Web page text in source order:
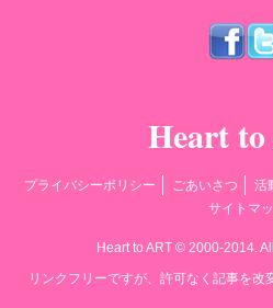
Heart
プライバシーポリシー ごあいさつ 活
サイトマ
Heart to ART © 2000-2014.
リンクフリーですが、許可なく記事を改